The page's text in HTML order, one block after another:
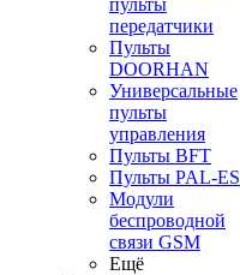
пульты
передатчики
Пульты
DOORHAN
Универсальные
пульты
управления
Пульты BFT
Пульты PAL-ES
Модули
беспроводной
связи GSM
Ещё